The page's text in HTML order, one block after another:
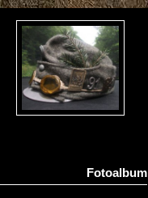
Fotoalbum